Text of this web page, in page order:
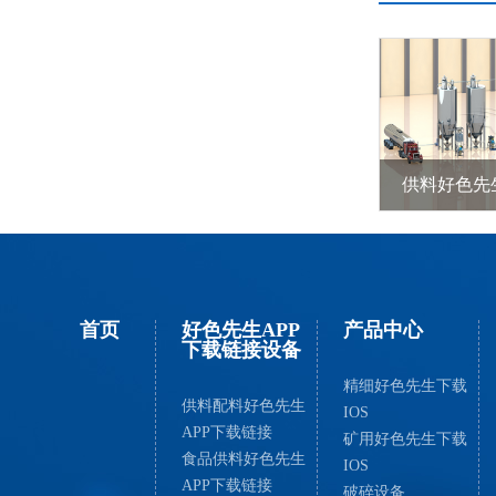
首页
好色先生APP
下载链接设备
供料配料好色先生
APP下载链接
食品供料好色先生
APP下载链接
产品中心
精细好色先生下载
IOS
矿用好色先生下载
IOS
破碎设备